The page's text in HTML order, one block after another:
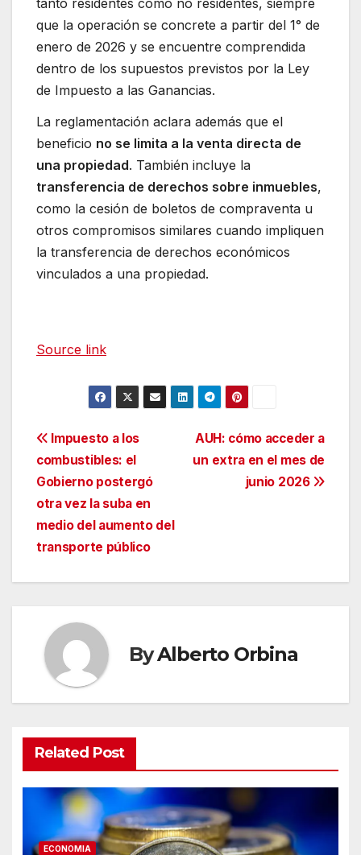
que la operación se concrete a partir del 1° de
enero de 2026 y se encuentre comprendida
dentro de los supuestos previstos por la Ley
de Impuesto a las Ganancias.
La reglamentación aclara además que el
beneficio no se limita a la venta directa de
una propiedad. También incluye la
transferencia de derechos sobre inmuebles,
como la cesión de boletos de compraventa u
otros compromisos similares cuando impliquen
la transferencia de derechos económicos
vinculados a una propiedad.
Source link
Navegación
de
entradas
AUH: cómo acceder a
un extra en el mes de
junio 2026
Impuesto a los
combustibles: el
Gobierno postergó
otra vez la suba en
medio del aumento del
transporte público
ByAlberto Orbina
Related Post
ECONOMIA